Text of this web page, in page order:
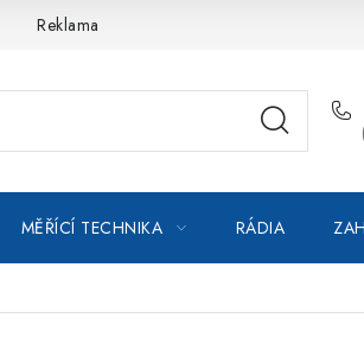
Reklamace Moje
MĚŘÍCÍ TECHNIKA RÁDIA